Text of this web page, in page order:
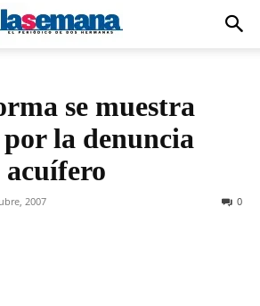
se muestra
por la denuncia
acuífero
2007 0